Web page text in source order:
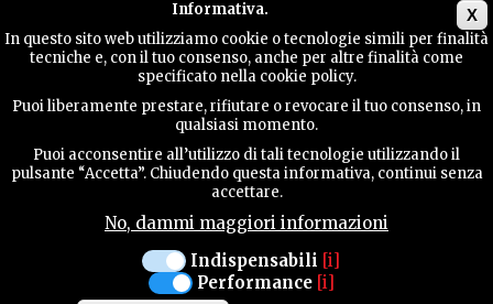
X
Informativa.
In questo sito web utilizziamo cookie o tecnologie simili per finalità
tecniche e, con il tuo consenso, anche per altre finalità come
specificato nella cookie policy.
Puoi liberamente prestare, rifiutare o revocare il tuo consenso, in
qualsiasi momento.
Puoi acconsentire all’utilizzo di tali tecnologie utilizzando il
pulsante “Accetta”. Chiudendo questa informativa, continui senza
accettare.
No, dammi maggiori informazioni
Indispensabili [i]
Performance [i]
TERRITORY
CONTACTS
HOTEL ANTICA
LOCANDA